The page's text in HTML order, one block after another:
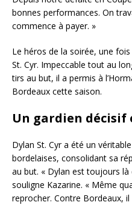
bonnes performances. On
commence à payer. »
Le héros de la soirée, une
St. Cyr. Impeccable tout au
tirs au but, il a permis à
Bordeaux cette saison.
Un gardien
Dylan St. Cyr a été un
bordelaises, consolidant sa
au but. « Dylan est toujours
souligne Kazarine. « Même
reprocher. Contre Bordeaux,